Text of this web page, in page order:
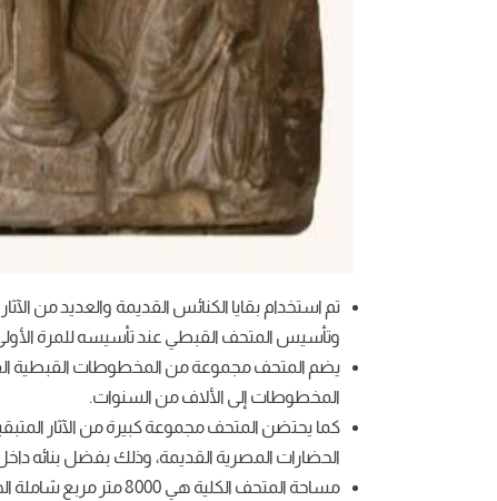
تم استخدام بقايا الكنائس القديمة والعديد من
وتأسيس المتحف القبطي عند تأسيسه للمرة
يضم المتحف مجموعة من المخطوطات القبطية
المخطوطات إلى الألاف من السنوات.
كما يحتضن المتحف مجموعة كبيرة من الآثار
الحضارات المصرية القديمة، وذلك بفضل بنائه
مساحة المتحف الكلية هي 8000 متر مربع شاملة الحديقة الخاصة بالمتحف والحصن.